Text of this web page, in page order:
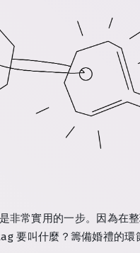
常實用的一步。因為在
要叫什麼？籌備婚禮的